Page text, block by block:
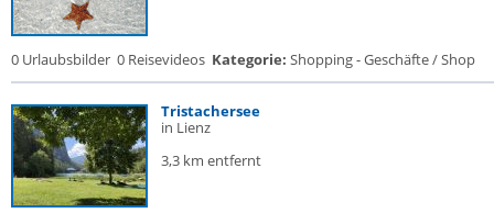
0 Urlaubsbilder 0 Reisevideos Kategorie: Shopping - Geschäfte / Shop
Tristachersee
in Lienz
3,3 km entfernt